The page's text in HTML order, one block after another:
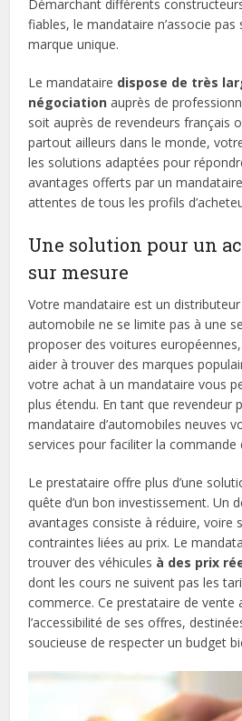
Démarchant différents
fiables, le mandataire n’associe
marque unique.
Le mandataire dispose de très
négociation auprès de
soit auprès de revendeurs français
partout ailleurs dans le monde,
les solutions adaptées pour
avantages offerts par un
attentes de tous les profils
Une solution pour un
sur mesure
Votre mandataire est un
automobile ne se limite pas à une
proposer des voitures
aider à trouver des marques
votre achat à un mandataire vous
plus étendu. En tant que revendeur
mandataire d’automobiles neuves
services pour faciliter la commande
Le prestataire offre plus d’une
quête d’un bon investissement. Un
avantages consiste à réduire, voire
contraintes liées au prix. Le
trouver des véhicules à des prix
dont les cours ne suivent pas les
commerce. Ce prestataire de vente
l’accessibilité de ses offres,
soucieuse de respecter un budget